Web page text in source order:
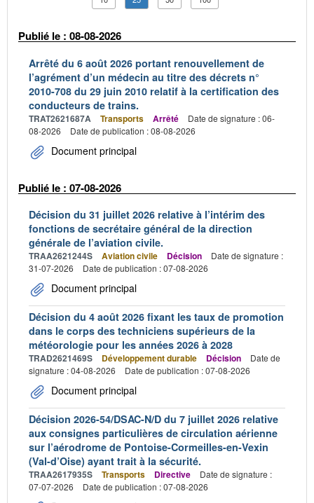
Publié le : 08-08-2026
Arrêté du 6 août 2026 portant renouvellement de
l’agrément d’un médecin au titre des décrets n°
2010-708 du 29 juin 2010 relatif à la certification des
conducteurs de trains.
TRAT2621687A Transports Arrêté
Date de signature : 06-
08-2026
Date de publication : 08-08-2026
Document principal
Publié le : 07-08-2026
Décision du 31 juillet 2026 relative à l’intérim des
fonctions de secrétaire général de la direction
générale de l’aviation civile.
TRAA2621244S Aviation civile Décision
Date de signature :
31-07-2026
Date de publication : 07-08-2026
Document principal
Décision du 4 août 2026 fixant les taux de promotion
dans le corps des techniciens supérieurs de la
météorologie pour les années 2026 à 2028
TRAD2621469S Développement durable Décision
Date de
signature : 04-08-2026
Date de publication : 07-08-2026
Document principal
Décision 2026-54/DSAC-N/D du 7 juillet 2026 relative
aux consignes particulières de circulation aérienne
sur l’aérodrome de Pontoise-Cormeilles-en-Vexin
(Val-d’Oise) ayant trait à la sécurité.
TRAA2617935S Transports Directive
Date de signature :
07-07-2026
Date de publication : 07-08-2026